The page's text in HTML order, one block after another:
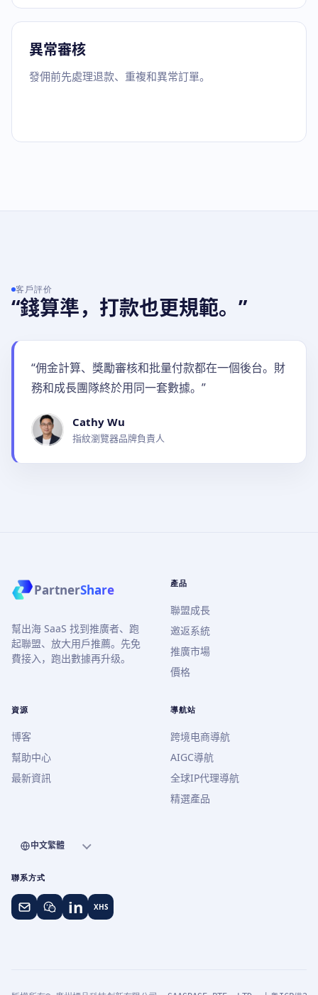
異常審核
發佣前先處理退款、重複和異常訂單。
客戶評价
“錢算準，打款也更規範。”
“佣金計算、獎勵審核和批量付款都在一個後台。財
務和成長團隊終於用同一套數據。”
Cathy Wu
指紋瀏覽器品牌負責人
PartnerShare
幫出海 SaaS 找到推廣者、跑
起聯盟、放大用戶推薦。先免
費接入，跑出數據再升级。
產品
聯盟成長
邀返系統
推廣市場
價格
資源
博客
幫助中心
最新資訊
導航站
跨境电商導航
AIGC導航
全球IP代理導航
精選產品
中文繁體
聯系方式
in XHS